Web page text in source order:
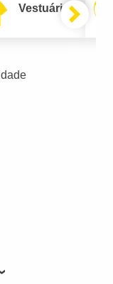
Vestuário